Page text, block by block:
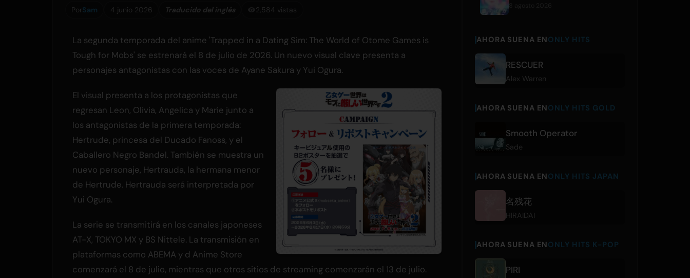
PorSam 4 junio 2026 Traducido del inglés 2,584 vistas
La segunda temporada del anime 'Trapped in a Dating Sim: The World of Otome Games is
Tough for Mobs' se estrenará el 8 de julio de 2026. Un nuevo visual clave presenta a
personajes antagonistas con las voces de Ayane Sakura y Yui Ogura.
El visual presenta a los protagonistas que
regresan Leon, Olivia, Angelica y Marie junto a
los antagonistas de la primera temporada:
Hertrude, princesa del Ducado Fanoss, y el
Caballero Negro Bandel. También se muestra un
nuevo personaje, Hertrauda, la hermana menor
de Hertrude. Hertrauda será interpretada por
Yui Ogura.
La serie se transmitirá en los canales japoneses
AT-X, TOKYO MX y BS Nittele. La transmisión en
plataformas como ABEMA y d Anime Store
comenzará el 8 de julio, mientras que otros sitios de streaming comenzarán el 13 de julio.
AHORA SUENA ENONLY HITS
RESCUER
Alex Warren
AHORA SUENA ENONLY HITS GOLD
Smooth Operator
Sade
AHORA SUENA ENONLY HITS JAPAN
名残花
HIRAIDAI
AHORA SUENA ENONLY HITS K-POP
PIRI